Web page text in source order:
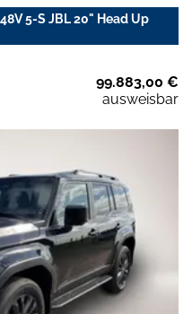
5-S JBL 20" Head Up
99.883,00 €
ausweisbar